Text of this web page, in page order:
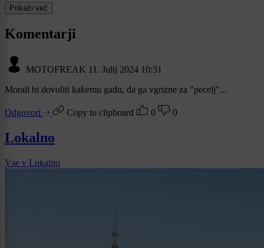
Prikaži več
Komentarji
MOTOFREAK 11. Julij 2024 10:31
Morali bi dovoliti kakemu gadu, da ga vgrizne za "pecelj"...
Odgovori Copy to clipboard 0 0
Lokalno
Vse v Lokalno